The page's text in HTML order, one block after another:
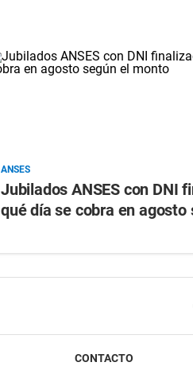
ANSES
Jubilados ANSES con DNI
qué día se cobra en agosto
CONTACTO